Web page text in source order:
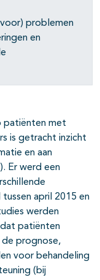
problemen
en
patiënten met
is getracht inzicht
en aan
Er werd een
april 2015 en
werden
patiënten
prognose,
voor behandeling
(bij